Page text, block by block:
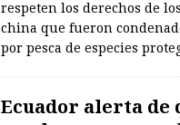
respeten los derechos de
china que fueron
por pesca de especies
Ecuador alerta de